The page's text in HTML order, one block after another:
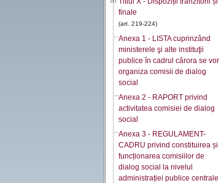
finale
(art. 219-224)
Anexa 1 - LISTA cuprinzând
ministerele şi alte instituţii
publice în cadrul cărora se vor
organiza comisii de dialog
social
Anexa 2 - RAPORT privind
activitatea comisiei de dialog
social
Anexa 3 - REGULAMENT-
CADRU privind constituirea și
funcționarea comisiilor de
dialog social la nivelul
administrației publice centrale